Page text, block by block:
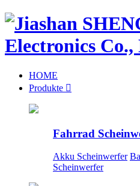
HOME
Produkte 
Fahrrad
Akku Scheinwerfer
Scheinwerfer